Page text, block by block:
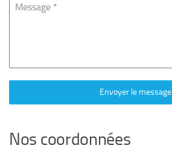
Message *
Envoyer le message
Nos coordonnées